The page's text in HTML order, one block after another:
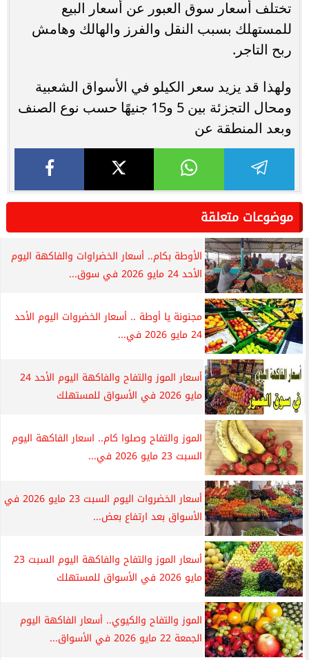
تختلف أسعار سوق العبور عن أسعار البيع
للمستهلك بسبب النقل والفرز والهالك وهامش
ربح التاجر.
ولهذا قد يزيد سعر الكيلو في الأسواق الشعبية
ومحال التجزئة بين 5 و15 جنيهًا حسب نوع الصنف
وبعد المنطقة عن
موضوعات متعلقة
الأوطة بكام.. أسعار الخضراوات والفاكهة اليوم
الأحد 24 مايو 2026 في سوق...
مجنونة يا أوطة .. أسعار الخضروات اليوم الأحد
24 مايو 2026 في...
أسعار الموز والتفاح والفاكهة اليوم الأحد 24
مايو 2026 في الأسواق للمستهلك
الموز والتفاح وصلوا كام.. اسعار الفاكهة اليوم
السبت 23 مايو 2026 في...
أسعار الخضروات اليوم السبت 23 مايو 2026 في
الأسواق بعد ارتفاع بعض...
أسعار الموز والتفاح والفاكهة اليوم السبت 23
مايو 2026 في الأسواق للمستهلك
الموز والتفاح والكيوي.. أسعار الفاكهة اليوم
الجمعة 22 مايو 2026 في الأسواق...